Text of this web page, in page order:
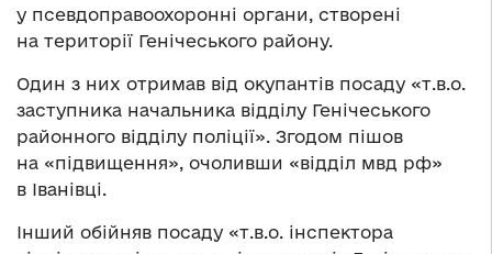
у псевдоправоохоронні органи, створені
на території Генічеського району.
Один з них отримав від окупантів посаду «т.в.о.
заступника начальника відділу Генічеського
районного відділу поліції». Згодом пішов
на «підвищення», очоливши «відділ мвд рф»
в Іванівці.
Інший обійняв посаду «т.в.о. інспектора